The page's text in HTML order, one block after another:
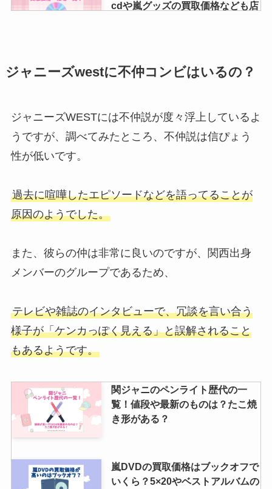
cdや嵐グッズの買取価格なども店
ブックオフでアイドルグッズは売
れる？買取できないものは？おす
ジャニーズでグループ名の変更一
め方も調査
評判は？口コミや持ち込みの店舗
を調査！
したした方がいい？当たりやすい
の噂を調査
齢は？6人いた噂の元メンバーの
名前も調査
ジャニーズwestに不仲コンビはいるの？
ジャニーズWESTには不仲説が度々浮上しているよ
うですが、調べてみたところ、不仲説は信ぴょう
性が低いです。
過去に喧嘩したエピソードなどを語ってることが
原因のようでした。
また、彼らの仲は非常に良いのですが、関西出身
メンバーのグループであるため、
テレビや雑誌のインタビューで、冗談を言い合う
様子が「ケンカっぽく見える」と誤解されること
もあるようです。
関ジャニのペンライト歴代の一
覧！値段や最新のものは？たこ焼
き形がある？
嵐DVDの買取価格はブックオフで
いくら？5×20やベストアルバムの